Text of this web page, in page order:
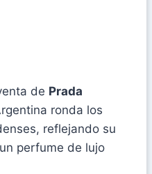
de Prada
ronda los
reflejando su
perfume de lujo